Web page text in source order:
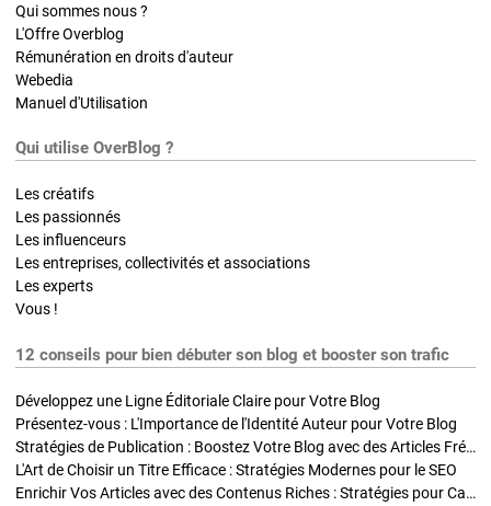
Qui sommes nous ?
L'Offre Overblog
Rémunération en droits d'auteur
Webedia
Manuel d'Utilisation
Qui utilise OverBlog ?
Les créatifs
Les passionnés
Les influenceurs
Les entreprises, collectivités et associations
Les experts
Vous !
12 conseils pour bien débuter son blog et booster son trafic
Développez une Ligne Éditoriale Claire pour Votre Blog
Présentez-vous : L'Importance de l'Identité Auteur pour Votre Blog
Stratégies de Publication : Boostez Votre Blog avec des Articles Fréquents et Exclusifs
L'Art de Choisir un Titre Efficace : Stratégies Modernes pour le SEO
Enrichir Vos Articles avec des Contenus Riches : Stratégies pour Captiver et Optimiser